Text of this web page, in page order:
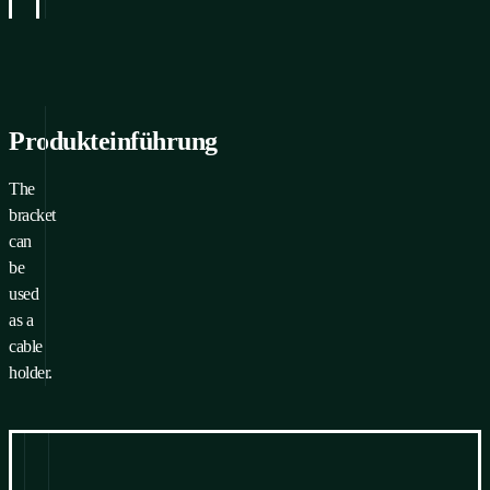
Produkteinführung
The
bracket
can
be
used
as a
cable
holder.